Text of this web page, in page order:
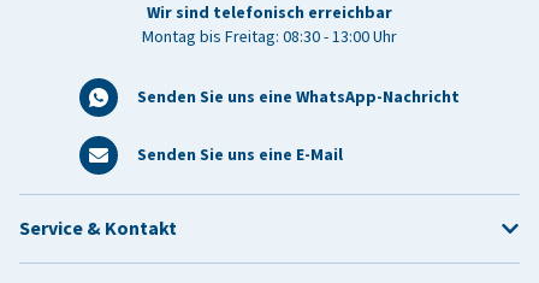
Wir sind telefonisch erreichbar
Montag bis Freitag: 08:30 - 13:00 Uhr
Senden Sie uns eine WhatsApp-Nachricht
Senden Sie uns eine E-Mail
Service & Kontakt